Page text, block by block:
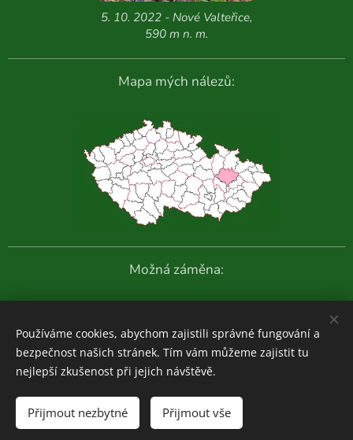
5. 10. 2022 - Nové Valteřice,
590 m n. m.
Mapa mých nálezů:
Možná záměna:
Další fotografie:
Houboviny © 2020-2026
Zajímavosti z vlastních průzkumů:
ZDE
Používáme cookies, abychom zajistili správné fungování a
bezpečnost našich stránek. Tím vám můžeme zajistit tu
nejlepší zkušenost při jejich návštěvě.
Přijmout nezbytné Přijmout vše